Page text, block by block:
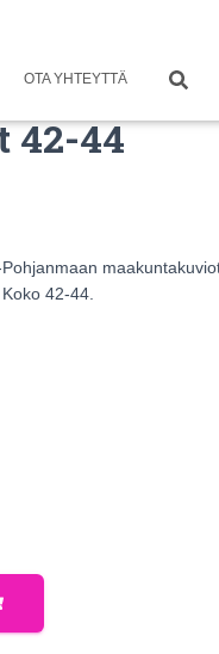
OTA YHTEYTTÄ
42-44
42-44.